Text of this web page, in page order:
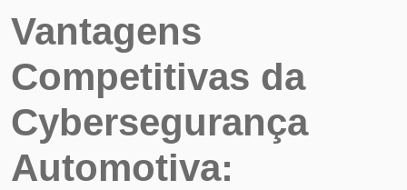
Vantagens
Competitivas da
Cybersegurança
Automotiva: